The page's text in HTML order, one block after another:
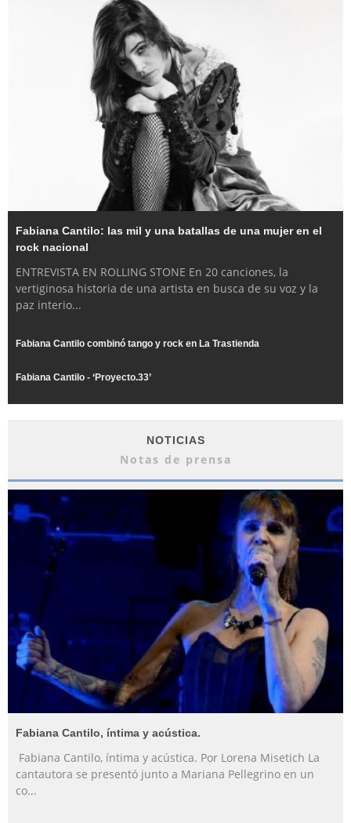
Fabiana Cantilo: las mil y una batallas de una mujer en el
rock nacional
ENTREVISTA EN ROLLING STONE En 20 canciones, la
vertiginosa historia de una artista en busca de su voz y la
paz interio...
Fabiana Cantilo combinó tango y rock en La Trastienda
Fabiana Cantilo - ‘Proyecto.33’
NOTICIAS
Notas de prensa
Fabiana Cantilo, íntima y acústica.
Fabiana Cantilo, íntima y acústica. Por Lorena Misetich La
cantautora se presentó junto a Mariana Pellegrino en un
co...